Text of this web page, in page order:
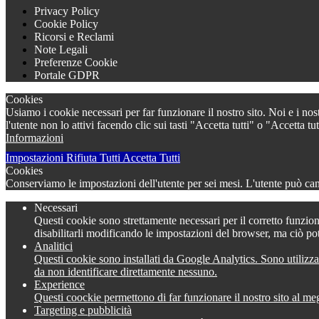
Privacy Policy
Cookie Policy
Ricorsi e Reclami
Note Legali
Preferenze Cookie
Portale GDPR
Cookies
Usiamo i cookie necessari per far funzionare il nostro sito. Noi e i
l'utente non lo attivi facendo clic sui tasti "Accetta tutti" o "Accetta
Informazioni
Impostazioni Rifiuta Tutti Accetta Tutti
Cookies
Conserviamo le impostazioni dell'utente per sei mesi. L'utente può
Necessari
Questi cookie sono strettamente necessari per il corretto
disabilitarli modificando le impostazioni del browser, ma ciò
Analitici
Questi cookie sono installati da Google Analytics. Sono
da non identificare direttamente nessuno.
Experience
Questi coockie permettono di far funzionare il nostro sito al
Targeting e pubblicità